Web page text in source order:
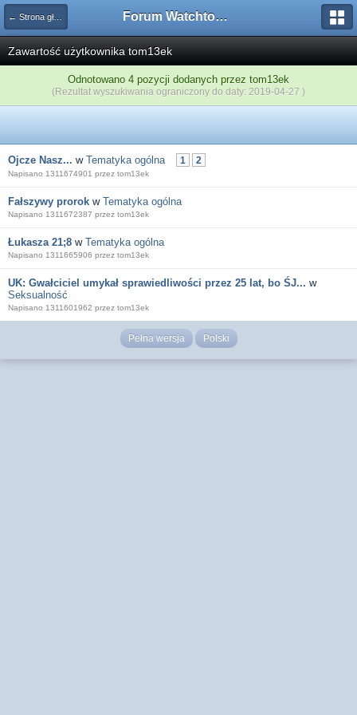
← Strona główna Forum Watchtower
Zawartość użytkownika tom13ek
Odnotowano 4 pozycji dodanych przez tom13ek
(Rezultat wyszukiwania ograniczony do daty: 2019-04-27 )
Ojcze Nasz... w Tematyka ogólna 1 2
Napisano 1311674901 przez tom13ek
Fałszywy prorok w Tematyka ogólna
Napisano 1311672387 przez tom13ek
Łukasza 21;8 w Tematyka ogólna
Napisano 1311665906 przez tom13ek
UK: Gwałciciel umykał sprawiedliwości przez 25 lat, bo ŚJ... w
Seksualność
Napisano 1311601962 przez tom13ek
Pełna wersja Polski